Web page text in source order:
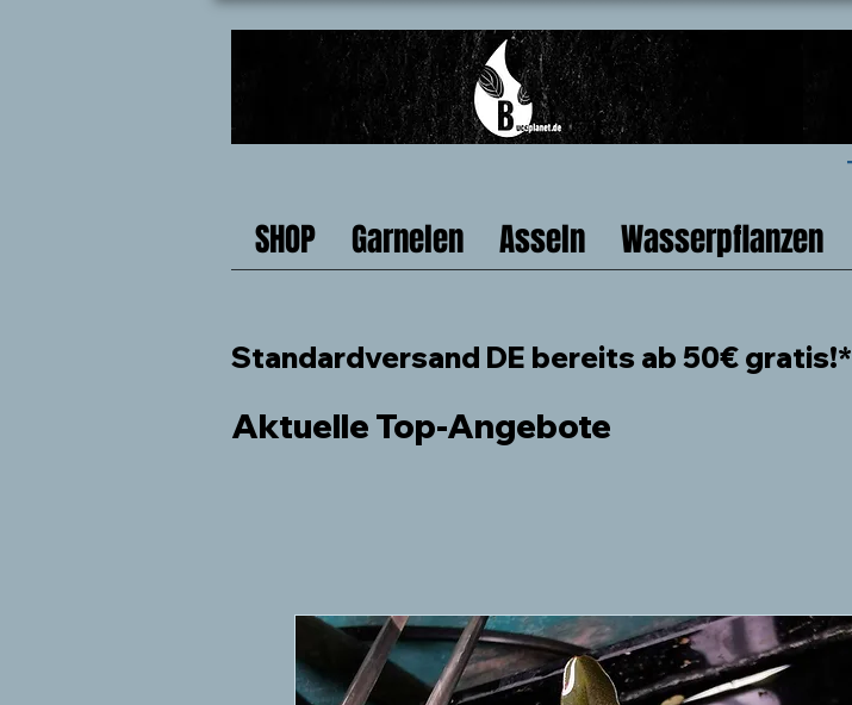
SHOP Garnelen Asseln Wasserpflanzen
Standardversand DE bereits ab 50€ gratis!*
Aktuelle Top-Angebote